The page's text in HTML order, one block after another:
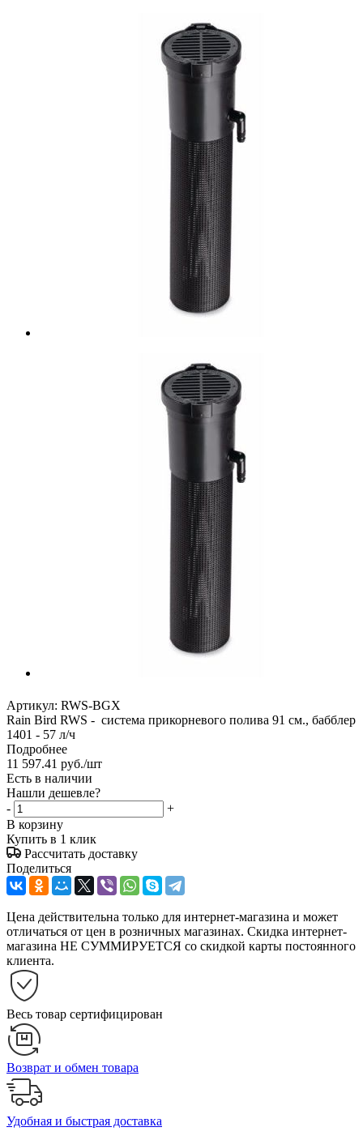
Артикул: RWS-BGX
Rain Bird RWS - система прикорневого полива 91 см., бабблер
1401 - 57 л/ч
Подробнее
11 597.41 руб./шт
Есть в наличии
Нашли дешевле?
-
+
В корзину
Купить в 1 клик
Рассчитать доставку
Поделиться
Цена действительна только для интернет-магазина и может
отличаться от цен в розничных магазинах. Скидка интернет-
магазина НЕ СУММИРУЕТСЯ со скидкой карты постоянного
клиента.
Весь товар сертифицирован
Возврат и обмен товара
Удобная и быстрая доставка